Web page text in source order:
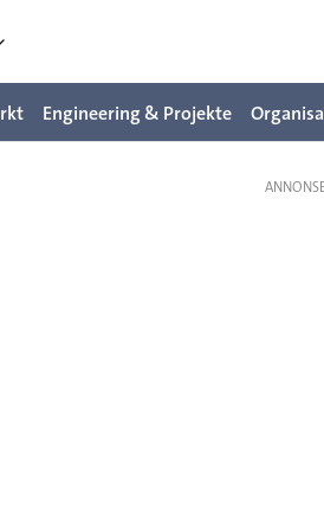
Engineering & Projekte